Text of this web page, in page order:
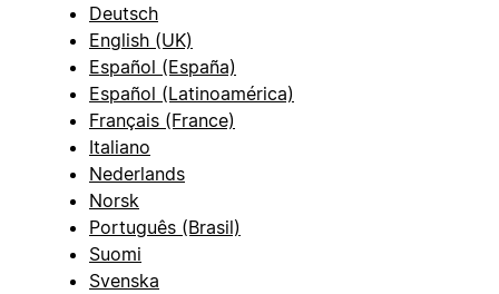
Deutsch
English (UK)
Español (España)
Español (Latinoamérica)
Français (France)
Italiano
Nederlands
Norsk
Português (Brasil)
Suomi
Svenska